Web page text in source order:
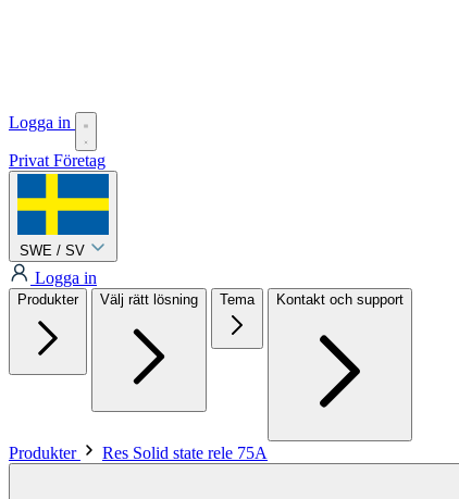
Logga in
Privat Företag
SWE / SV
Logga in
Produkter Välj rätt lösning Tema Kontakt och support
Produkter Res Solid state rele 75A